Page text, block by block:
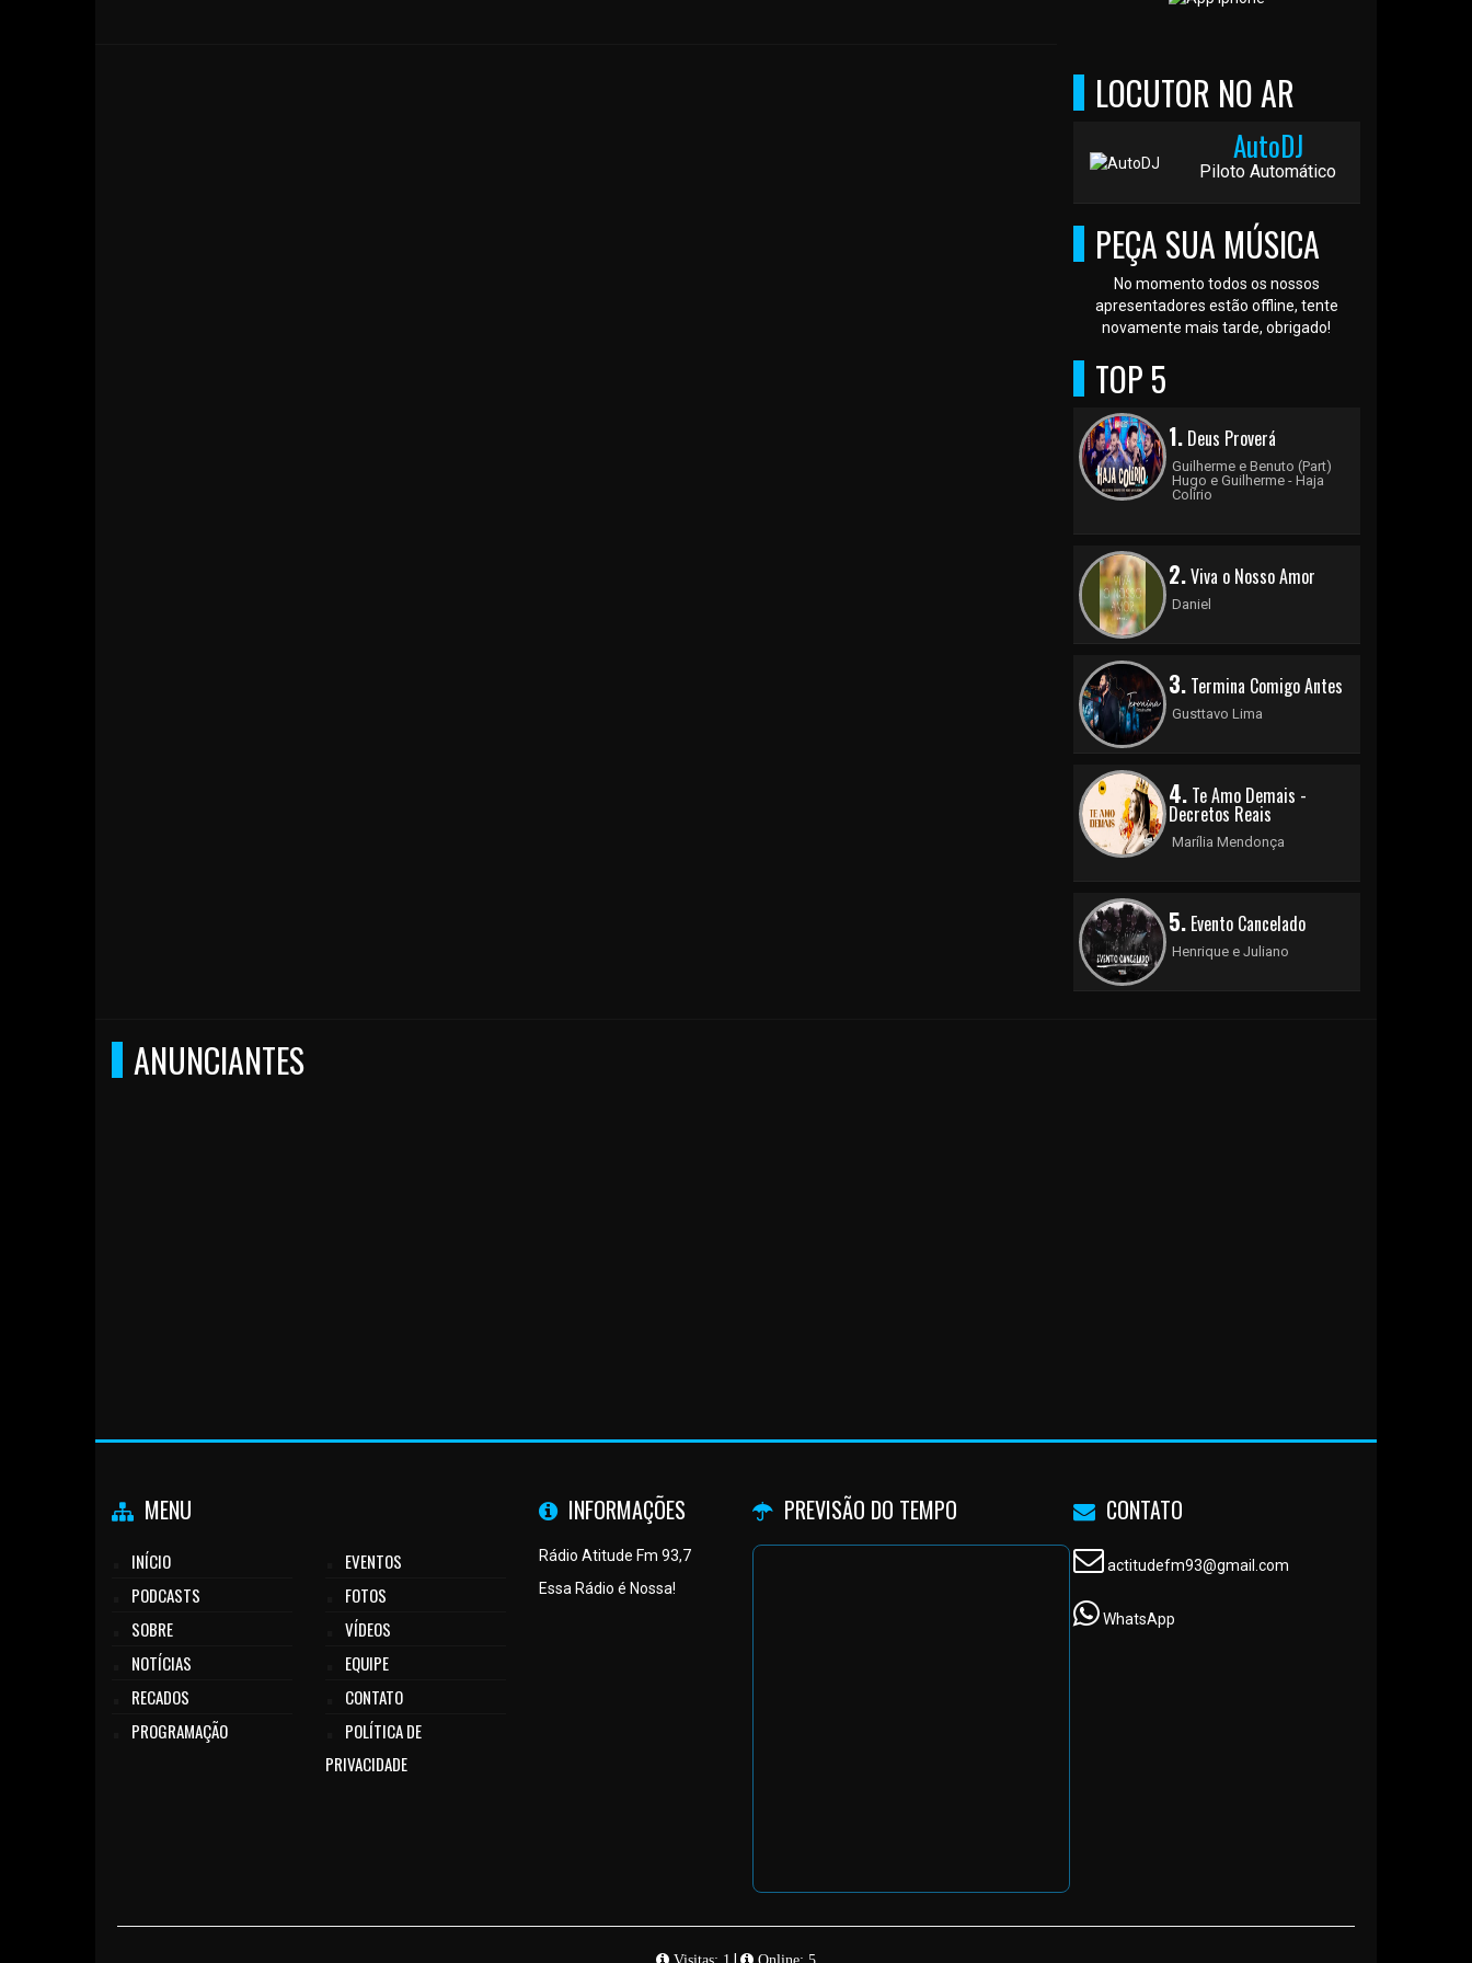
LOCUTOR NO AR
AutoDJ
Piloto Automático
PEÇA SUA MÚSICA
No momento todos os nossos
apresentadores estão offline, tente
novamente mais tarde, obrigado!
TOP 5
1.Deus Proverá
Guilherme e Benuto (Part)
Hugo e Guilherme - Haja
Colírio
2.Viva o Nosso Amor
Daniel
3.Termina Comigo Antes
Gusttavo Lima
4.Te Amo Demais -
Decretos Reais
Marília Mendonça
5.Evento Cancelado
Henrique e Juliano
ANUNCIANTES
MENU
INÍCIO
PODCASTS
SOBRE
NOTÍCIAS
RECADOS
PROGRAMAÇÃO
EVENTOS
FOTOS
VÍDEOS
EQUIPE
CONTATO
POLÍTICA DE
PRIVACIDADE
INFORMAÇÕES
Rádio Atitude Fm 93,7
Essa Rádio é Nossa!
PREVISÃO DO TEMPO CONTATO
actitudefm93@gmail.com
WhatsApp
Visitas: 1 | Online: 5